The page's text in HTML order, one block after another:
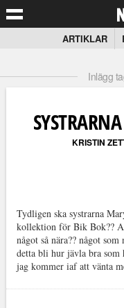
ARTIKLAR
Inlägg
KRISTIN
Tydligen ska systrarna
kollektion för Bik Bok??
något så nära?? något
detta bli hur jävla bra som
jag kommer iaf att vänta